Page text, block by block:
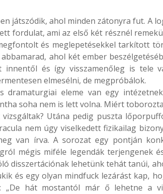
játszódik, ahol minden zátonyra fut. A
fordulat, ami az első két résznél
és meglepetésekkel tarkított
ahol két ember
és így visszamenőleg is tele
elmesélni, de megpróbálok.
dramaturgiai eleme van egy
soha nem is lett volna. Miért
Utána pedig puszta
nem úgy viselkedett fizikailag
van írva. A sorozat egy pontján
mégis miféle legendák terjengenek
disszertációnak lehetünk tehát tanúi,
és egy olyan mindfuck lezárást kap,
„De hát mostantól már ő lehetne a